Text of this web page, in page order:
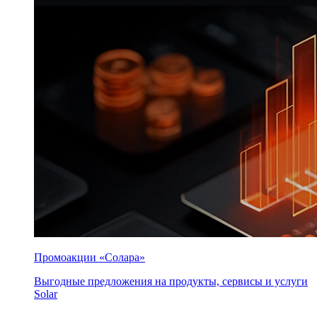
Промоакции «Солара»
Выгодные предложения на продукты, сервисы и услуги
Solar